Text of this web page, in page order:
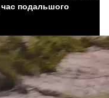
час подальшого